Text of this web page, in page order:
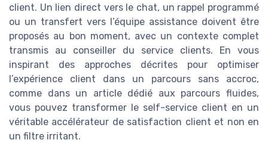
client. Un lien direct vers le chat, un rappel programmé
ou un transfert vers l’équipe assistance doivent être
proposés au bon moment, avec un contexte complet
transmis au conseiller du service clients. En vous
inspirant des approches décrites pour optimiser
l’expérience client dans un parcours sans accroc,
comme dans un article dédié aux parcours fluides,
vous pouvez transformer le self-service client en un
véritable accélérateur de satisfaction client et non en
un filtre irritant.